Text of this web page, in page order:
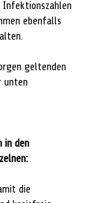
Infektionszahlen
ebenfalls
geltenden
unten
in den